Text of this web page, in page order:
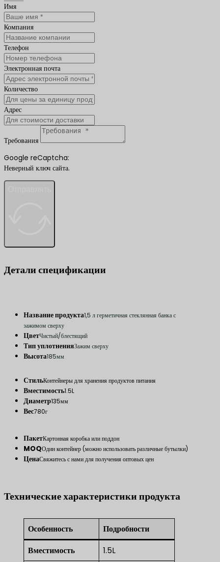
Имя
Компания
Телефон
Электронная почта
Количество
Адрес
Требования
Google reCaptcha:
Неверный ключ сайта.
Детали спецификации
Название продукта1,5 л герметичная стеклянная банка с
зажимом сверху
ЦветЧистый/блестящий
Тип уплотненияЗажим сверху
Высота185мм
СтильКонтейнеры для хранения продуктов питания
Вместимость1.5L
Диаметр135мм
Вес780г
ПакетКартонная коробка или поддон
MOQОдин контейнер (можно использовать различные бутылки)
ЦенаСвяжитесь с нами для получения оптовых цен
Технические характеристики продукта
Особенность
Подробности
Вместимость
1.5L